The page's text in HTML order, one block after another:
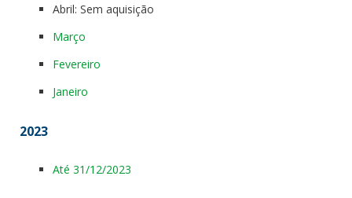
Abril: Sem aquisição
Março
Fevereiro
Janeiro
2023
Até 31/12/2023